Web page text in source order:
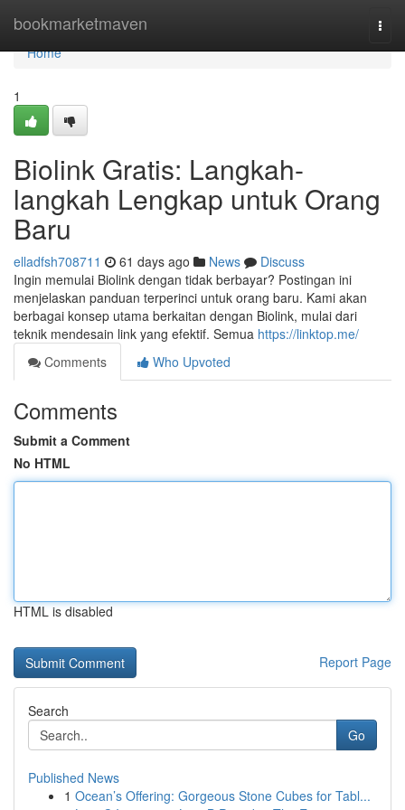
bookmarketmaven
Home
Home
1
Biolink Gratis: Langkah-
langkah Lengkap untuk Orang
Baru
elladfsh708711 61 days ago News
Discuss
Ingin memulai Biolink dengan tidak berbayar? Postingan ini
menjelaskan panduan terperinci untuk orang baru. Kami akan
berbagai konsep utama berkaitan dengan Biolink, mulai dari
teknik mendesain link yang efektif. Semua https://linktop.me/
Comments
Who Upvoted
Comments
Submit a Comment
No HTML
HTML is disabled
Report Page
Search
Go
Published News
1 Ocean’s Offering: Gorgeous Stone Cubes for Tabl...